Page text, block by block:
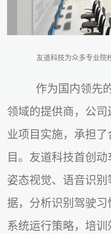
友道科技为众多专业院
作为国内领先
领域的提供商，公
业项目实施，承担
目。友道科技首创
姿态视觉、语音识
据，分析识别驾驶
系统运行策略，培训